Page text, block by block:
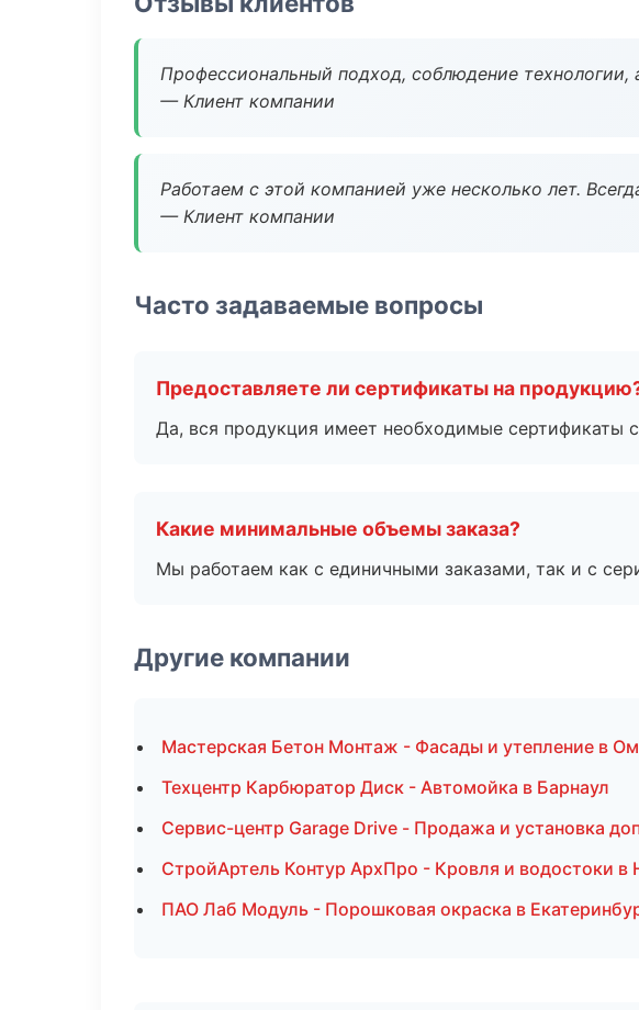
Профессиональный подход, соблюдение
— Клиент компании
Работаем с этой компанией уже несколько лет.
— Клиент компании
Часто задаваемые вопросы
Предоставляете ли сертификаты на
Да, вся продукция имеет необходимые сертификаты
Какие минимальные объемы заказа?
Мы работаем как с единичными заказами, так и с
Другие компании
Мастерская Бетон Монтаж - Фасады и утепление в
Техцентр Карбюратор Диск - Автомойка в Барнаул
Сервис-центр Garage Drive - Продажа и установка
СтройАртель Контур АрхПро - Кровля и водостоки
ПАО Лаб Модуль - Порошковая окраска в